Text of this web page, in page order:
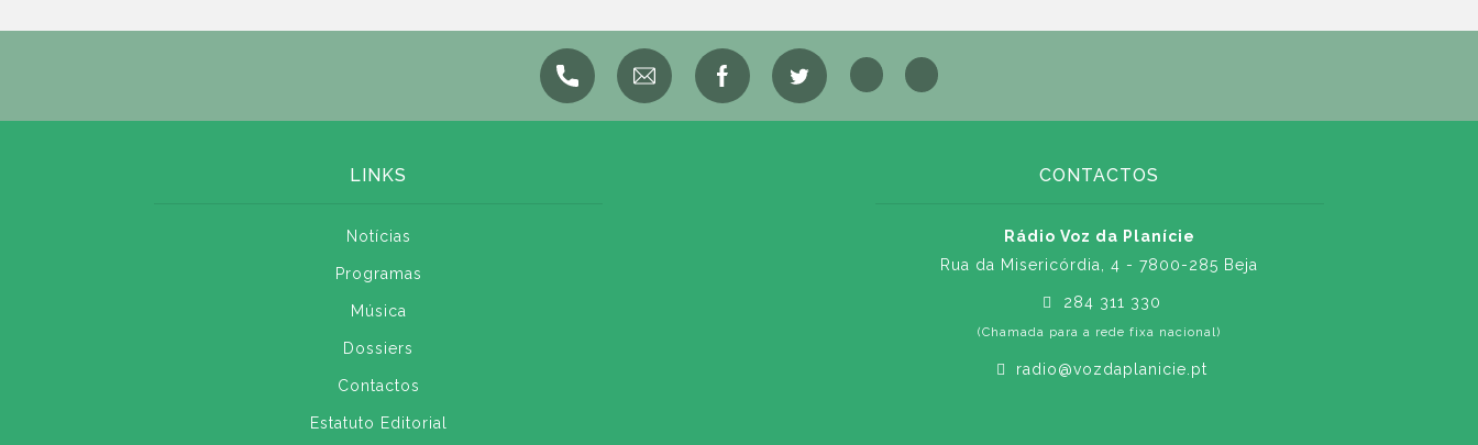
LINKS
Notícias
Programas
Música
Dossiers
Contactos
Estatuto Editorial
CONTACTOS
Rádio Voz da Planície
Rua da Misericórdia, 4 - 7800-285 Beja
284 311 330
(Chamada para a rede fixa nacional)
radio@vozdaplanicie.pt